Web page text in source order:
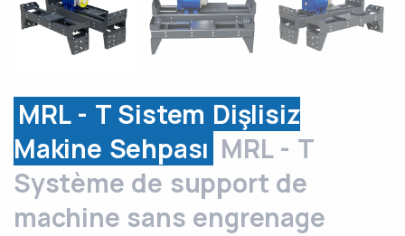
MRL - T Sistem Dişlisiz
Makine Sehpası MRL - T
Système de support de
machine sans engrenage